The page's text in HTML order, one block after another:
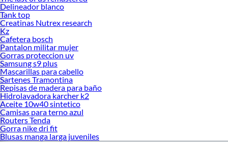
Delineador blanco
Tank top
Creatinas Nutrex research
Kz
Cafetera bosch
Pantalon militar mujer
Gorras proteccion uv
Samsung s9 plus
Mascarillas para cabello
Sartenes Tramontina
Repisas de madera para baño
Hidrolavadora karcher k2
Aceite 10w40 sintetico
Camisas para terno azul
Routers Tenda
Gorra nike dri fit
Blusas manga larga juveniles